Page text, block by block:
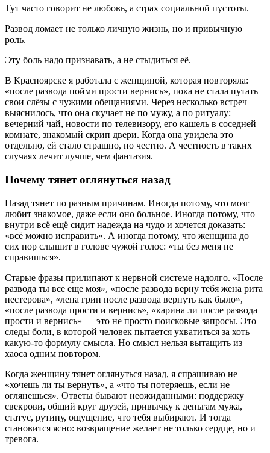
Тут часто говорит не любовь, а страх социальной пустоты.
Развод ломает не только личную жизнь, но и привычную
роль.
Эту боль надо признавать, а не стыдиться её.
В Красноярске я работала с женщиной, которая повторяла:
«после развода пойми прости вернись», пока не стала путать
свои слёзы с чужими обещаниями. Через несколько встреч
выяснилось, что она скучает не по мужу, а по ритуалу:
вечерний чай, новости по телевизору, его кашель в соседней
комнате, знакомый скрип двери. Когда она увидела это
отдельно, ей стало страшно, но честно. А честность в таких
случаях лечит лучше, чем фантазия.
Почему тянет оглянуться назад
Назад тянет по разным причинам. Иногда потому, что мозг
любит знакомое, даже если оно больное. Иногда потому, что
внутри всё ещё сидит надежда на чудо и хочется доказать:
«всё можно исправить». А иногда потому, что женщина до
сих пор слышит в голове чужой голос: «ты без меня не
справишься».
Старые фразы прилипают к нервной системе надолго. «После
развода ты все еще моя», «после развода верну тебя жена рита
нестерова», «лена грин после развода вернуть как было»,
«после развода прости и вернись», «карина ли после развода
прости и вернись» — это не просто поисковые запросы. Это
следы боли, в которой человек пытается ухватиться за хоть
какую-то формулу смысла. Но смысл нельзя вытащить из
хаоса одним повтором.
Когда женщину тянет оглянуться назад, я спрашиваю не
«хочешь ли ты вернуть», а «что ты потеряешь, если не
оглянешься». Ответы бывают неожиданными: поддержку
свекрови, общий круг друзей, привычку к деньгам мужа,
статус, рутину, ощущение, что тебя выбирают. И тогда
становится ясно: возвращение желает не только сердце, но и
тревога.